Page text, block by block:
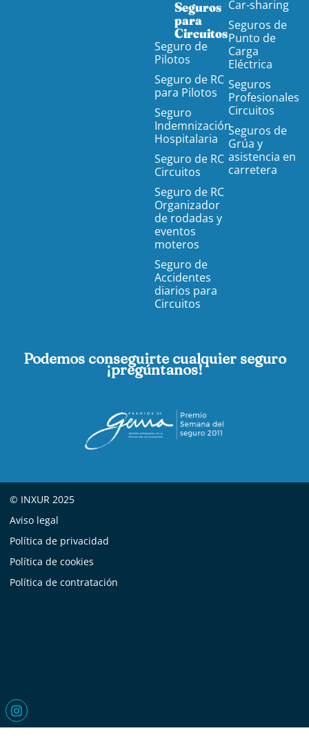
Seguros
para
Circuitos
Seguro de
Pilotos
Seguro de RC
para Pilotos
Seguro
Indemnización
Hospitalaria
Seguro de RC
Circuitos
Seguro de RC
Organizador
de rodadas y
eventos
moteros
Seguro de
Accidentes
diarios para
Circuitos
Car-sharing
Seguros de
Punto de
Carga
Eléctrica
Seguros
Profesionales
Circuitos
Seguros de
Grúa y
asistencia en
carretera
Podemos conseguirte cualquier seguro
¡pregúntanos!
© INXUR 2025
Aviso legal
Política de privacidad
Política de cookies
Política de contratación